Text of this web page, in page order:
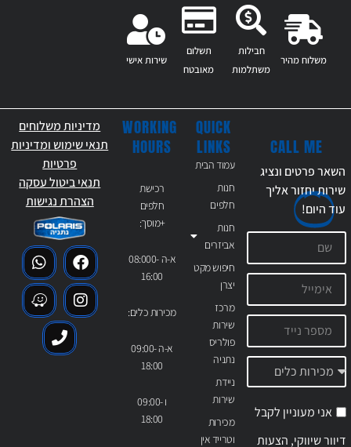
משלוח מהיר
חבילות
משתלמות
תשלום
מאובטח
שירות אישי
QUICK
LINKS
עמוד הבית
חנות
חלפים
חנות
אביזרים
חיפוש מקט
יצרן
מרכז
שירות
פולריס
נתניה
ניידת
שירות
מכירות
וטרייד אין
WORKING
HOURS
רכישת
חלפים
+מוסך:
א-ה 08:000-
16:00
מכירות כלים:
א-ה 09:00-
18:00
ו 09:00-
18:00
CALL ME
השאר פרטים ונציג
שירות יחזור אליך
עודהיום!
אני מעוניין לקבל
דיוור שיווקי, הצעות
מדיניות משלוחים
תנאי שימוש ומדיניות
פרטיות
תנאי ביטול עסקה
הצהרת נגישות